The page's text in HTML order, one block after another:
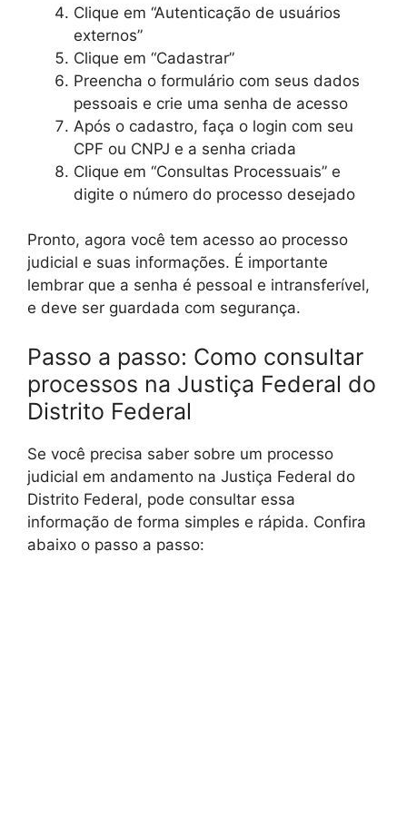
Clique em “Autenticação de usuários
externos”
Clique em “Cadastrar”
Preencha o formulário com seus dados
pessoais e crie uma senha de acesso
Após o cadastro, faça o login com seu
CPF ou CNPJ e a senha criada
Clique em “Consultas Processuais” e
digite o número do processo desejado
Pronto, agora você tem acesso ao processo
judicial e suas informações. É importante
lembrar que a senha é pessoal e intransferível,
e deve ser guardada com segurança.
Passo a passo: Como consultar
processos na Justiça Federal do
Distrito Federal
Se você precisa saber sobre um processo
judicial em andamento na Justiça Federal do
Distrito Federal, pode consultar essa
informação de forma simples e rápida. Confira
abaixo o passo a passo: